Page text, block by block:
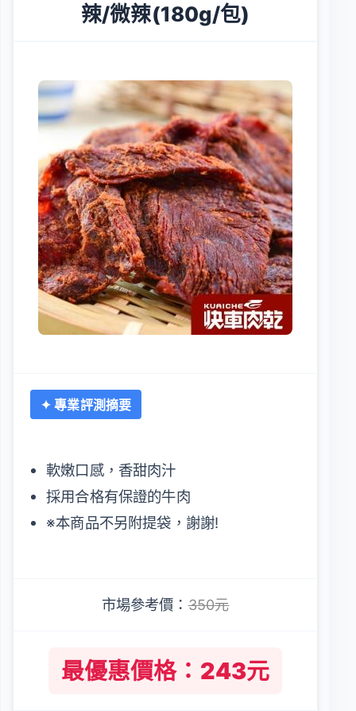
辣/微辣(180g/包)
✦ 專業評測摘要
軟嫩口感，香甜肉汁
採用合格有保證的牛肉
※本商品不另附提袋，謝謝!
市場參考價：350元
最優惠價格：243元